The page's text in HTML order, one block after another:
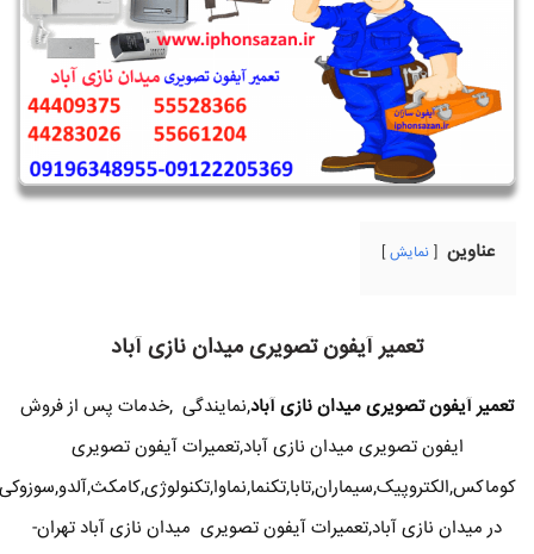
عناوین نمایش
تعمیر آیفون تصویری میدان نازی آباد
تعمیر آیفون تصویری میدان نازی آباد,نمایندگی ,خدمات پس از فروش
ایفون تصویری میدان نازی آباد,تعمیرات آیفون تصویری
کوماکس,الکتروپیک,سیماران,تابا,تکنما,نماوا,تکنولوژی,کامکث,آلدو,سوزوکی
در میدان نازی آباد,تعمیرات آیفون تصویری میدان نازی آباد تهران-